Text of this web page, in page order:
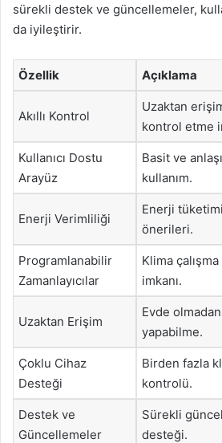
sürekli destek ve güncellemeler,
da iyileştirir.
Özellik Açıklama
Akıllı Kontrol
Uzaktan
kontrol etme
Kullanıcı Dostu
Arayüz
Basit ve
kullanım.
Enerji Verimliliği
Enerji
önerileri.
Programlanabilir
Zamanlayıcılar
Klima
imkanı.
Uzaktan Erişim
Evde
yapabilme.
Çoklu Cihaz
Desteği
Birden fazla
kontrolü.
Destek ve
Güncellemeler
Sürekli
desteği.